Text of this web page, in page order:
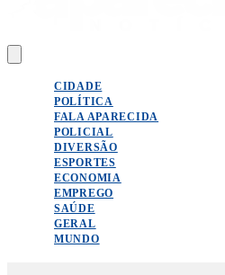
CIDADE
POLÍTICA
FALA APARECIDA
POLICIAL
DIVERSÃO
ESPORTES
ECONOMIA
EMPREGO
SAÚDE
GERAL
MUNDO